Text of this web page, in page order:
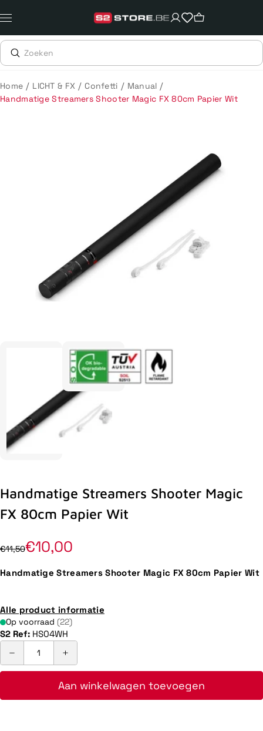
naar
content
Home / LICHT & FX / Confetti / Manual /
Handmatige Streamers Shooter Magic FX 80cm Papier Wit
Handmatige Streamers Shooter Magic
FX 80cm Papier Wit
€11,50€10,00
Handmatige Streamers Shooter Magic FX 80cm Papier Wit
Alle product informatie
Op voorraad (22)
S2 Ref: HS04WH
Aan winkelwagen toevoegen